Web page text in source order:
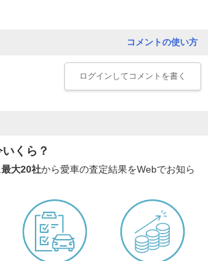
コメントの使い方
ログイン してコメントを書く
くら？
最大20社から愛車の査定結果をWebでお知ら